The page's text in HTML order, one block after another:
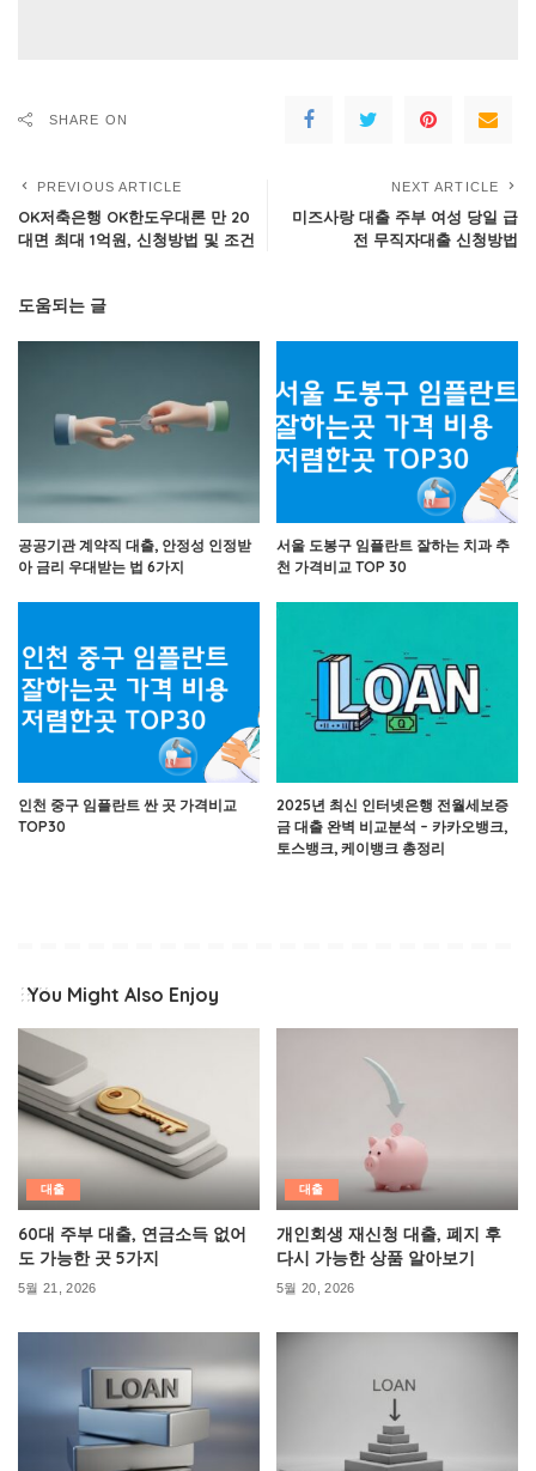
SHARE ON
PREVIOUS ARTICLE
OK저축은행 OK한도우대론 만 20
대면 최대 1억원, 신청방법 및 조건
NEXT ARTICLE
미즈사랑 대출 주부 여성 당일 급
전 무직자대출 신청방법
도움되는 글
공공기관 계약직 대출, 안정성 인정받
아 금리 우대받는 법 6가지
서울 도봉구 임플란트 잘하는 치과 추
천 가격비교 TOP 30
인천 중구 임플란트 싼 곳 가격비교
TOP30
2025년 최신 인터넷은행 전월세보증
금 대출 완벽 비교분석 – 카카오뱅크,
토스뱅크, 케이뱅크 총정리
You Might Also Enjoy
대출
60대 주부 대출, 연금소득 없어
도 가능한 곳 5가지
5월 21, 2026
대출
개인회생 재신청 대출, 폐지 후
다시 가능한 상품 알아보기
5월 20, 2026